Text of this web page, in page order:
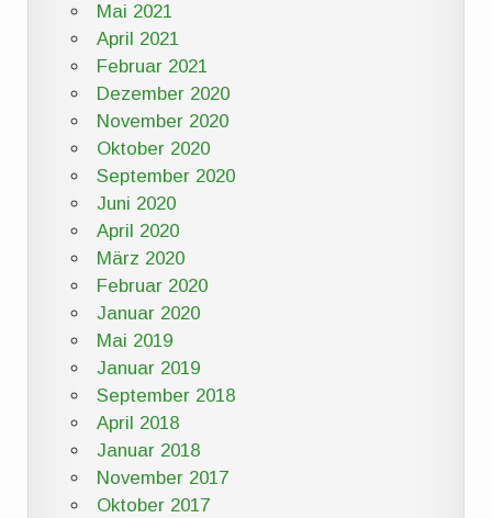
Mai 2021
April 2021
Februar 2021
Dezember 2020
November 2020
Oktober 2020
September 2020
Juni 2020
April 2020
März 2020
Februar 2020
Januar 2020
Mai 2019
Januar 2019
September 2018
April 2018
Januar 2018
November 2017
Oktober 2017